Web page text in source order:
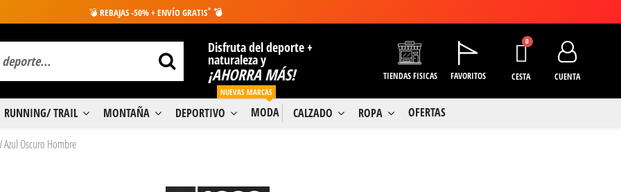
💣 REBAJAS -50% + ENVÍO GRATIS* 💣
Disfruta del deporte +
naturaleza y
¡AHORRA MÁS! TIENDAS FISICAS FAVORITOS CESTA CUENTA
RUNNING/ TRAIL MONTAÑA DEPORTIVO MODA
NUEVAS MARCAS
CALZADO ROPA OFERTAS
Oscuro Hombre